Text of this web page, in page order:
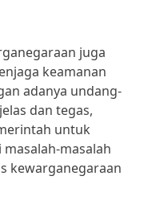
juga
keamanan
adanya undang-
dan tegas,
untuk
masalah
kewarganegaraan